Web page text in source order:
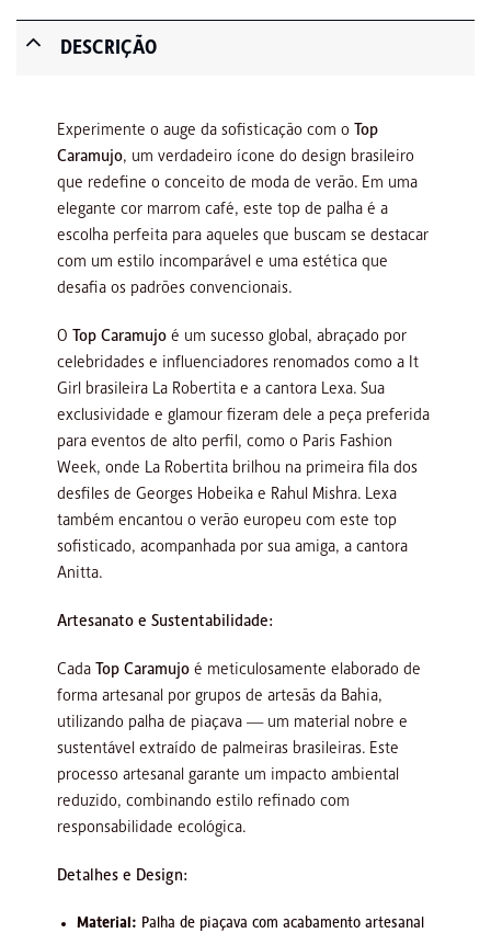
DESCRIÇÃO
Experimente o auge da sofisticação com o Top
Caramujo, um verdadeiro ícone do design brasileiro
que redefine o conceito de moda de verão. Em uma
elegante cor marrom café, este top de palha é a
escolha perfeita para aqueles que buscam se destacar
com um estilo incomparável e uma estética que
desafia os padrões convencionais.
O Top Caramujoé um sucesso global, abraçado por
celebridades e influenciadores renomados como a It
Girl brasileira La Robertita e a cantora Lexa. Sua
exclusividade e glamour fizeram dele a peça preferida
para eventos de alto perfil, como o Paris Fashion
Week, onde La Robertita brilhou na primeira fila dos
desfiles de Georges Hobeika e Rahul Mishra. Lexa
também encantou o verão europeu com este top
sofisticado, acompanhada por sua amiga, a cantora
Anitta.
Artesanato e Sustentabilidade:
Cada Top Caramujoé meticulosamente elaborado de
forma artesanal por grupos de artesãs da Bahia,
utilizando palha de piaçava — um material nobre e
sustentável extraído de palmeiras brasileiras. Este
processo artesanal garante um impacto ambiental
reduzido, combinando estilo refinado com
responsabilidade ecológica.
Detalhes e Design:
Material: Palha de piaçava com acabamento artesanal